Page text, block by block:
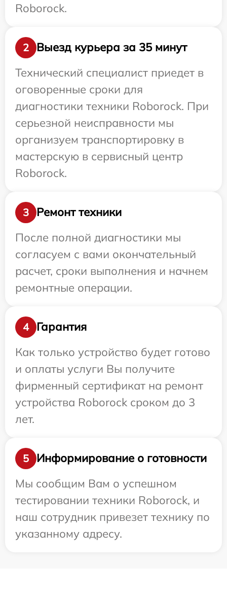
Roborock.
2
Выезд курьера за 35 минут
Технический специалист приедет в
оговоренные сроки для
диагностики техники Roborock. При
серьезной неисправности мы
организуем транспортировку в
мастерскую в сервисный центр
Roborock.
3
Ремонт техники
После полной диагностики мы
согласуем с вами окончательный
расчет, сроки выполнения и начнем
ремонтные операции.
4
Гарантия
Как только устройство будет готово
и оплаты услуги Вы получите
фирменный сертификат на ремонт
устройства Roborock сроком до 3
лет.
5
Информирование о готовности
Мы сообщим Вам о успешном
тестировании техники Roborock, и
наш сотрудник привезет технику по
указанному адресу.